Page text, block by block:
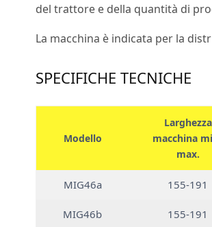
del trattore e della quantità di
La macchina è indicata per la
SPECIFICHE TECNICHE
Modello
Larghezza
macchina
max.
MIG46a 155-191
MIG46b 155-191